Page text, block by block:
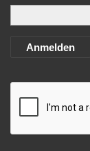
Anmelden